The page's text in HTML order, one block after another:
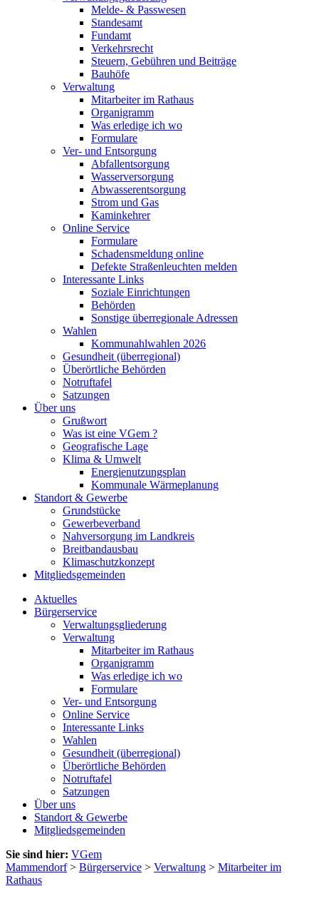
Melde- & Passwesen
Standesamt
Fundamt
Verkehrsrecht
Steuern, Gebühren und Beiträge
Bauhöfe
Verwaltung
Mitarbeiter im Rathaus
Organigramm
Was erledige ich wo
Formulare
Ver- und Entsorgung
Abfallentsorgung
Wasserversorgung
Abwasserentsorgung
Strom und Gas
Kaminkehrer
Online Service
Formulare
Schadensmeldung online
Defekte Straßenleuchten melden
Interessante Links
Soziale Einrichtungen
Behörden
Sonstige überregionale Adressen
Wahlen
Kommunahlwahlen 2026
Gesundheit (überregional)
Überörtliche Behörden
Notruftafel
Satzungen
Über uns
Grußwort
Was ist eine VGem ?
Geografische Lage
Klima & Umwelt
Energienutzungsplan
Kommunale Wärmeplanung
Standort & Gewerbe
Grundstücke
Gewerbeverband
Nahversorgung im Landkreis
Breitbandausbau
Klimaschutzkonzept
Mitgliedsgemeinden
Aktuelles
Bürgerservice
Verwaltungsgliederung
Verwaltung
Mitarbeiter im Rathaus
Organigramm
Was erledige ich wo
Formulare
Ver- und Entsorgung
Online Service
Interessante Links
Wahlen
Gesundheit (überregional)
Überörtliche Behörden
Notruftafel
Satzungen
Über uns
Standort & Gewerbe
Mitgliedsgemeinden
Sie sind hier: VGem
Mammendorf> Bürgerservice > Verwaltung > Mitarbeiter im
Rathaus